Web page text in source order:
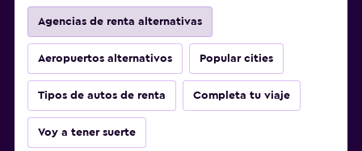
Agencias de renta alternativas
Aeropuertos alternativos Popular cities
Tipos de autos de renta Completa tu viaje
Voy a tener suerte